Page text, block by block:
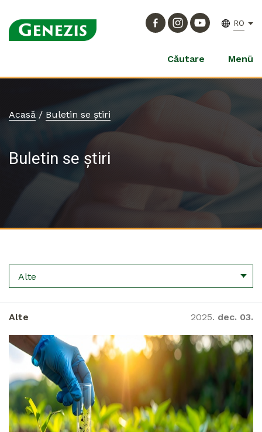
RO
Căutare Menü
Acasă / Buletin se știri
Buletin se știri
Alte
Alte 2025. dec. 03.